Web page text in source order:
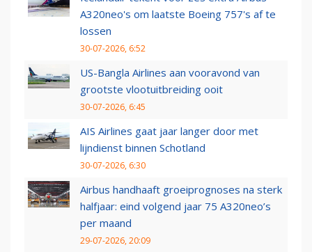
A320neo's om laatste Boeing 757's af te
lossen
30-07-2026, 6:52
US-Bangla Airlines aan vooravond van
grootste vlootuitbreiding ooit
30-07-2026, 6:45
AIS Airlines gaat jaar langer door met
lijndienst binnen Schotland
30-07-2026, 6:30
Airbus handhaaft groeiprognoses na sterk
halfjaar: eind volgend jaar 75 A320neo’s
per maand
29-07-2026, 20:09